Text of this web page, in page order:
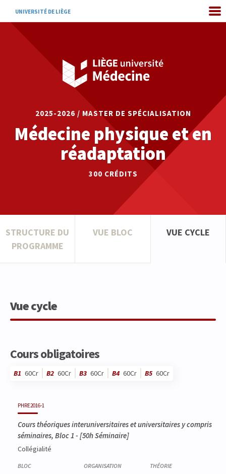
UNIVERSITÉ DE LIÈGE
2025-2026 / MASTER DE SPÉCIALISATION
Médecine physique et en
réadaptation
300 CRÉDITS
STRUCTURE DU
PROGRAMME
VUE BLOC VUE CYCLE
Vue cycle
Cours obligatoires
B1 60Cr B2 60Cr B3 60Cr B4 60Cr B5 60Cr
PHRE2016-1
Cours théoriques interuniversitaires et universitaires y compris
séminaires, Bloc 1 - [50h Séminaire]
Collégialité